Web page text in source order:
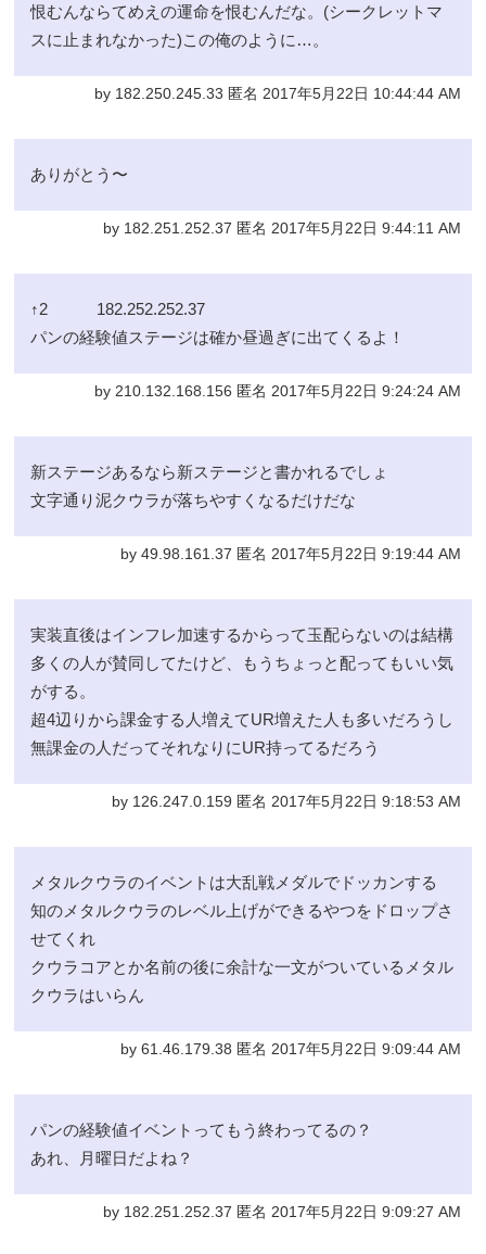
恨むんならてめえの運命を恨むんだな。(シークレットマ
スに止まれなかった)この俺のように…。
by 182.250.245.33 匿名 2017年5月22日 10:44:44 AM
ありがとう〜
by 182.251.252.37 匿名 2017年5月22日 9:44:11 AM
↑2 182.252.252.37
パンの経験値ステージは確か昼過ぎに出てくるよ！
by 210.132.168.156 匿名 2017年5月22日 9:24:24 AM
新ステージあるなら新ステージと書かれるでしょ
文字通り泥クウラが落ちやすくなるだけだな
by 49.98.161.37 匿名 2017年5月22日 9:19:44 AM
実装直後はインフレ加速するからって玉配らないのは結構
多くの人が賛同してたけど、もうちょっと配ってもいい気
がする。
超4辺りから課金する人増えてUR増えた人も多いだろうし
無課金の人だってそれなりにUR持ってるだろう
by 126.247.0.159 匿名 2017年5月22日 9:18:53 AM
メタルクウラのイベントは大乱戦メダルでドッカンする
知のメタルクウラのレベル上げができるやつをドロップさ
せてくれ
クウラコアとか名前の後に余計な一文がついているメタル
クウラはいらん
by 61.46.179.38 匿名 2017年5月22日 9:09:44 AM
パンの経験値イベントってもう終わってるの？
あれ、月曜日だよね？
by 182.251.252.37 匿名 2017年5月22日 9:09:27 AM